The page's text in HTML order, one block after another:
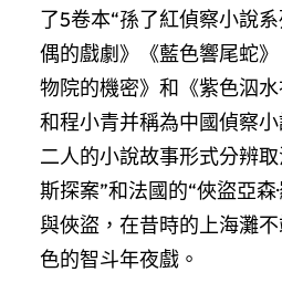
了5卷本“孫了紅偵察小說
偶的戲劇》《藍色響尾蛇
物院的機密》和《紫色泅
和程小青并稱為中國偵察小
二人的小說故事形式分辨
斯探案”和法國的“俠盜亞森
與俠盜，在昔時的上海灘
色的智斗年夜戲。